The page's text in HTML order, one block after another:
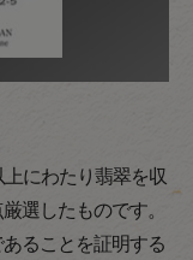
にわたり翡翠を収
選したものです。
ることを証明する